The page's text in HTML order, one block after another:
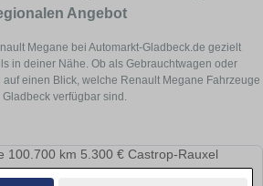
Angebot
Megane bei Automarkt-Gladbeck.de gezielt
in deiner Nähe. Ob als Gebrauchtwagen oder
einen Blick, welche Renault Megane Fahrzeuge
Gladbeck verfügbar sind.